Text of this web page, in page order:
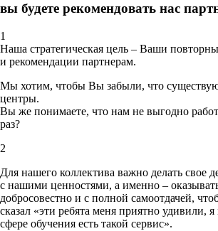
вы будете рекомендовать нас
1
Наша стратегическая цель – Ваши
и рекомендации партнерам.
Мы хотим, чтобы Вы забыли, что
центры.
Вы же понимаете, что нам не выгодно
раз?
2
Для нашего коллектива важно делать свое
с нашими ценностями, а именно –
добросовестно и с полной самоотдачей,
сказал «эти ребята меня приятно удивили, я
сфере обучения есть такой сервис».